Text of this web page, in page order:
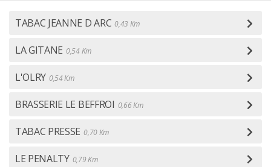
TABAC JEANNE D ARC 0,43 Km
LA GITANE 0,54 Km
L'OLRY 0,54 Km
BRASSERIE LE BEFFROI 0,66 Km
TABAC PRESSE 0,70 Km
LE PENALTY 0,79 Km